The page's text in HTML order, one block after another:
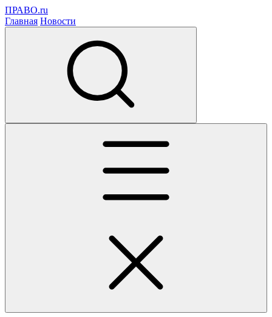
ПРАВО.ru
Главная Новости